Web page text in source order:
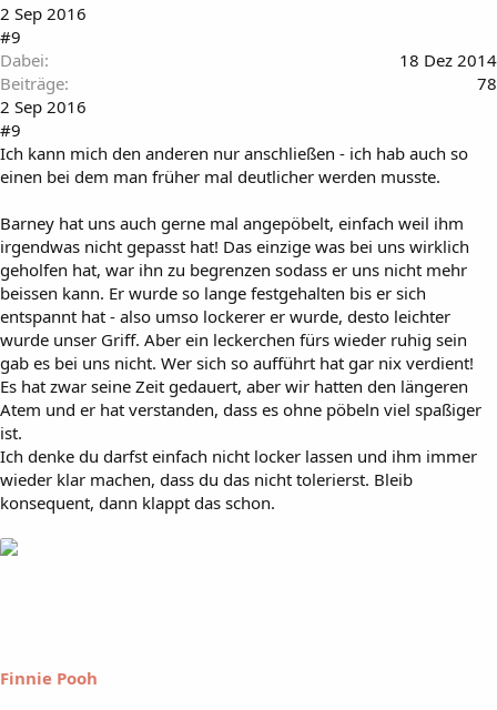
2 Sep 2016
#9
Dabei
18 Dez 2014
Beiträge
78
2 Sep 2016
#9
Ich kann mich den anderen nur anschließen - ich hab auch so
einen bei dem man früher mal deutlicher werden musste.
Barney hat uns auch gerne mal angepöbelt, einfach weil ihm
irgendwas nicht gepasst hat! Das einzige was bei uns wirklich
geholfen hat, war ihn zu begrenzen sodass er uns nicht mehr
beissen kann. Er wurde so lange festgehalten bis er sich
entspannt hat - also umso lockerer er wurde, desto leichter
wurde unser Griff. Aber ein leckerchen fürs wieder ruhig sein
gab es bei uns nicht. Wer sich so aufführt hat gar nix verdient!
Es hat zwar seine Zeit gedauert, aber wir hatten den längeren
Atem und er hat verstanden, dass es ohne pöbeln viel spaßiger
ist.
Ich denke du darfst einfach nicht locker lassen und ihm immer
wieder klar machen, dass du das nicht tolerierst. Bleib
konsequent, dann klappt das schon.
Finnie Pooh